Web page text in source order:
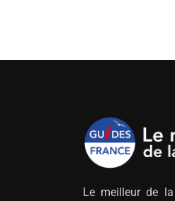
Le meilleur de